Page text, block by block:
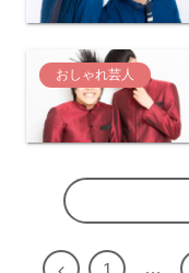
おしゃれ芸人
前 …